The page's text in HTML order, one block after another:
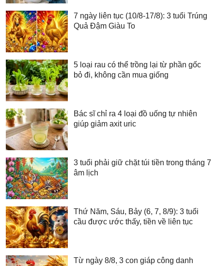
7 ngày liên tục (10/8-17/8): 3 tuổi Trúng
Quả Đậm Giàu To
5 loại rau có thể trồng lại từ phần gốc
bỏ đi, không cần mua giống
Bác sĩ chỉ ra 4 loại đồ uống tự nhiên
giúp giảm axit uric
3 tuổi phải giữ chặt túi tiền trong tháng 7
âm lịch
Thứ Năm, Sáu, Bảy (6, 7, 8/9): 3 tuổi
cầu được ước thấy, tiền về liên tục
Từ ngày 8/8, 3 con giáp công danh